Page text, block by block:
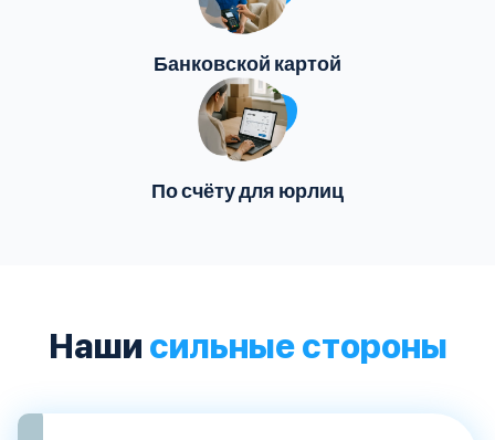
Банковской картой
По счёту для юрлиц
Наши сильные стороны